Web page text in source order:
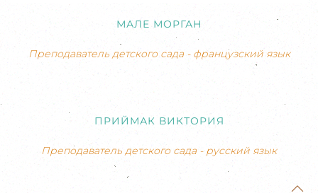
МАЛЕ МОРГАН
Преподаватель детского сада - французский язык
ПРИЙМАК ВИКТОРИЯ
Преподаватель детского сада - русский язык